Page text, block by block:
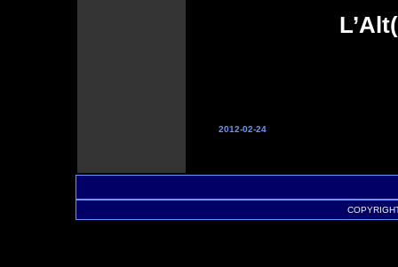
2012-02-24